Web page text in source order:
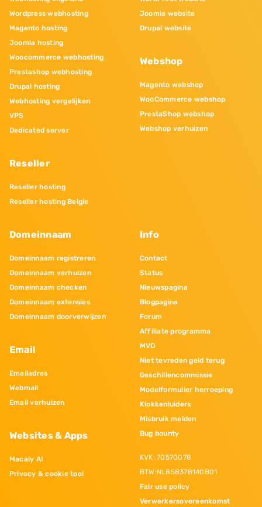
Wordpress webhosting
Magento hosting
Joomla hosting
Woocommerce webhosting
Prestashop webhosting
Drupal hosting
Webhosting vergelijken
VPS
Dedicated server
Reseller
Reseller hosting
Reseller hosting Belgie
Joomla website
Drupal website
Webshop
Magento webshop
WooCommerce webshop
PrestaShop webshop
Webshop verhuizen
Domeinnaam
Domeinnaam registreren
Domeinnaam verhuizen
Domeinnaam checken
Domeinnaam extensies
Domeinnaam doorverwijzen
Email
Emailadres
Webmail
Email verhuizen
Websites & Apps
Macaly AI
Privacy & cookie tool
Info
Contact
Status
Nieuwspagina
Blogpagina
Forum
Affiliate programma
MVO
Niet tevreden geld terug
Geschillencommissie
Modelformulier herroeping
Klokkenluiders
Misbruik melden
Bug bounty
KVK: 70570078
BTW:NL858378140B01
Fair use policy
Verwerkersovereenkomst